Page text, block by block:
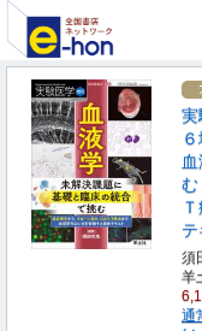
実
６
む
テ
須
羊
通